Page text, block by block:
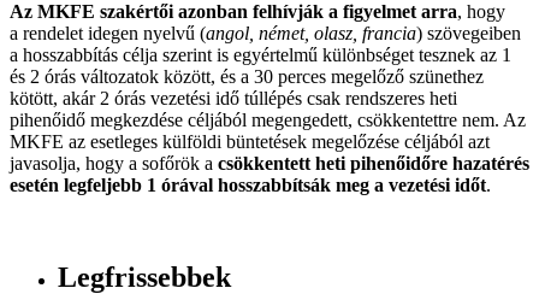
Az MKFE szakértői azonban felhívják a figyelmet arra, hogy
a rendelet idegen nyelvű (angol, német, olasz, francia) szövegeiben
a hosszabbítás célja szerint is egyértelmű különbséget tesznek az 1
és 2 órás változatok között, és a 30 perces megelőző szünethez
kötött, akár 2 órás vezetési idő túllépés csak rendszeres heti
pihenőidő megkezdése céljából megengedett, csökkentettre nem. Az
MKFE az esetleges külföldi büntetések megelőzése céljából azt
javasolja, hogy a sofőrök a csökkentett heti pihenőidőre hazatérés
esetén legfeljebb 1 órával hosszabbítsák meg a vezetési időt.
Legfrissebbek